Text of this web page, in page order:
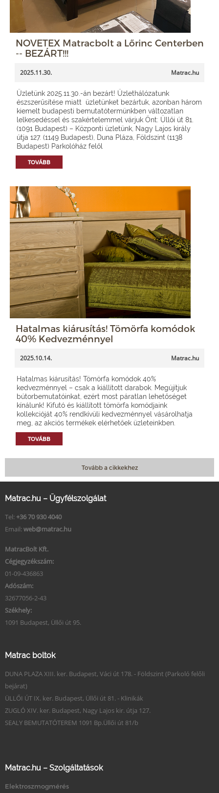
NOVETEX Matracbolt a Lőrinc Centerben
-- BEZÁRT!!!
2025.11.30. Matrac.hu
Üzletünk 2025.11.30.-án bezárt! Üzlethálózatunk
észszerűsítése miatt üzletünket bezártuk, azonban három
kiemelt budapesti bemutatótermünkben változatlan
lelkesedéssel és szakértelemmel várjuk Önt: Üllői út 81.
(1091 Budapest) – Központi üzletünk, Nagy Lajos király
útja 127. (1149 Budapest), Duna Pláza, Földszint (1138
Budapest) Parkolóház felől
TOVÁBB
Hatalmas kiárusítás! Tömörfa komódok
40% Kedvezménnyel
2025.10.14. Matrac.hu
Hatalmas kiárusítás! Tömörfa komódok 40%
kedvezménnyel – csak a kiállított darabok. Megújítjuk
bútorbemutatóinkat, ezért most páratlan lehetőséget
kínálunk! Kifutó és kiállított tömörfa komódjaink
kollekcióját 40% rendkívüli kedvezménnyel vásárolhatja
meg, az akciós termékek elérhetőek üzleteinkben.
TOVÁBB
Tovább a cikkekhez
Matrac.hu – Ügyfélszolgálat
Tel: +36 70 930 4040
Email: web@matrac.hu
MatracBolt Kft.
Cégjegyzékszám:
01-09-436863
Adószám:
32677056-2-43
Székhely:
1091 Budapest, Üllői út 95.
Matrac boltok
DUNA PLAZA XIII. ker. Budapest, Váci út 178. - Földszint (Parkoló felőli
bejárat)
ÜLLŐI ÚT IX. ker. Budapest, Üllői út 81. - Klinikák
ZUGLÓ XIV. ker. Budapest, Nagy Lajos kir. útja 127.
SEALY BEMUTATÓTEREM 1091 Bp.Üllői út 81/b
Matrac.hu – Szolgáltatások
Elektroszmogmérés